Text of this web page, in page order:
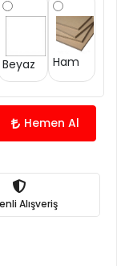
Beyaz Ham
Hemen Al
Alışveriş